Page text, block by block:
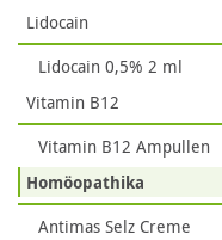
Lidocain
Lidocain 0,5% 2 ml
Vitamin B12
Vitamin B12 Ampullen
Homöopathika
Antimas Selz Creme